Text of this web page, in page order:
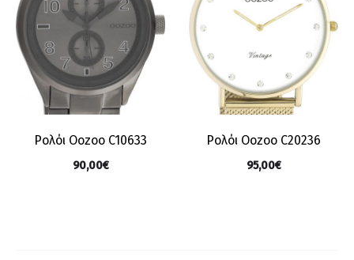
Ρολόι Oozoo C10633
90,00€
Ρολόι Oozoo C20236
95,00€